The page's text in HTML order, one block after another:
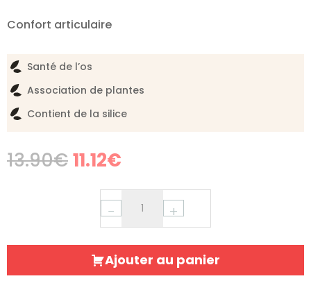
Confort articulaire
Santé de l’os
Association de plantes
Contient de la silice
13.90€Original
price
was:
13.90€.
11.12€
is:
11.12€.
− +
Ajouter au panier